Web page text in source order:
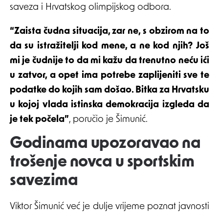
saveza i Hrvatskog olimpijskog odbora.
“Zaista čudna situacija, zar ne, s obzirom na to
da su istražitelji kod mene, a ne kod njih? Još
mi je čudnije to da mi kažu da trenutno neću ići
u zatvor, a opet ima potrebe zaplijeniti sve te
podatke do kojih sam došao. Bitka za Hrvatsku
u kojoj vlada istinska demokracija izgleda da
je tek počela”, poručio je Šimunić.
Godinama upozoravao na
trošenje novca u sportskim
savezima
Viktor Šimunić već je dulje vrijeme poznat javnosti